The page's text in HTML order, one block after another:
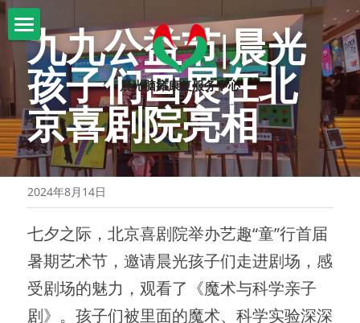
晨光脑瘫康复服务中心
首页
关于我们
机构简介
信息公示
机构大事记
审计材料
园区环境
晨光康复
文化课程
康复课程
脑瘫知识
脑瘫知识
志愿者招募
爱心捐助
捐赠公示
活动
活动
九九公益节|晨光
孩子们画展在北
京喜剧院亮相
2024年8月14日
七夕之际，北京喜剧院举办艺趣“童”行首届
暑期艺术节，邀请晨光孩子们走进剧场，感
受剧场的魅力，观看了《魔术与科学亲子
剧》。孩子们被里面的魔术、科学实验深深